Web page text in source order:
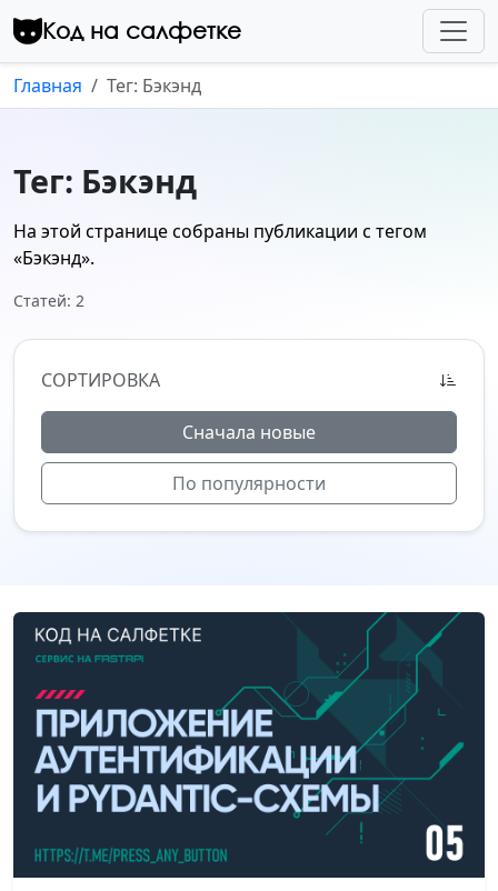
Перейти к контенту
Код на салфетке
Главная Тег: Бэкэнд
Тег: Бэкэнд
На этой странице собраны публикации с тегом
«Бэкэнд».
Статей: 2
СОРТИРОВКА
Сначала новые
По популярности